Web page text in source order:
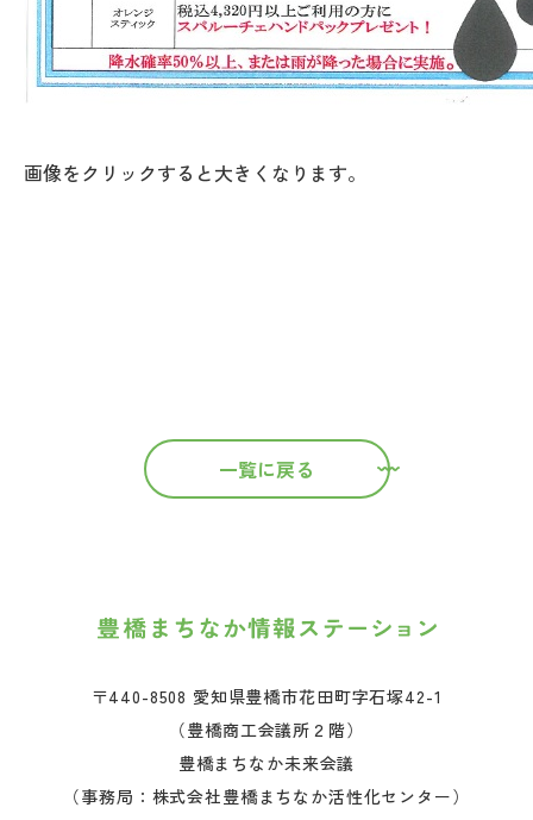
画像をクリックすると大きくなります。
一覧に戻る
〒440-8508 愛知県豊橋市花田町字石塚42-1
（豊橋商工会議所２階）
豊橋まちなか未来会議
（事務局：株式会社豊橋まちなか活性化センター）